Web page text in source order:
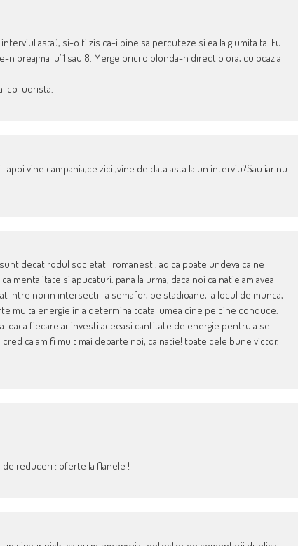
asta), si-o fi zis ca-i bine sa percuteze si ea la glumita ta. Eu
preajma lu’ 1 sau 8. Merge brici o blonda-n direct o ora, cu ocazia
udrista.
vine campania,ce zici ,vine de data asta la un interviu?Sau iar nu
decat rodul societatii romanesti. adica poate undeva ca ne
mentalitate si apucaturi. pana la urma, daca noi ca natie am avea
intre noi in intersectii la semafor, pe stadioane, la locul de munca,
multa energie in a determina toata lumea cine pe cine conduce.
daca fiecare ar investi aceeasi cantitate de energie pentru a se
ca am fi mult mai departe noi, ca natie! toate cele bune victor.
de reduceri : oferte la flanele !